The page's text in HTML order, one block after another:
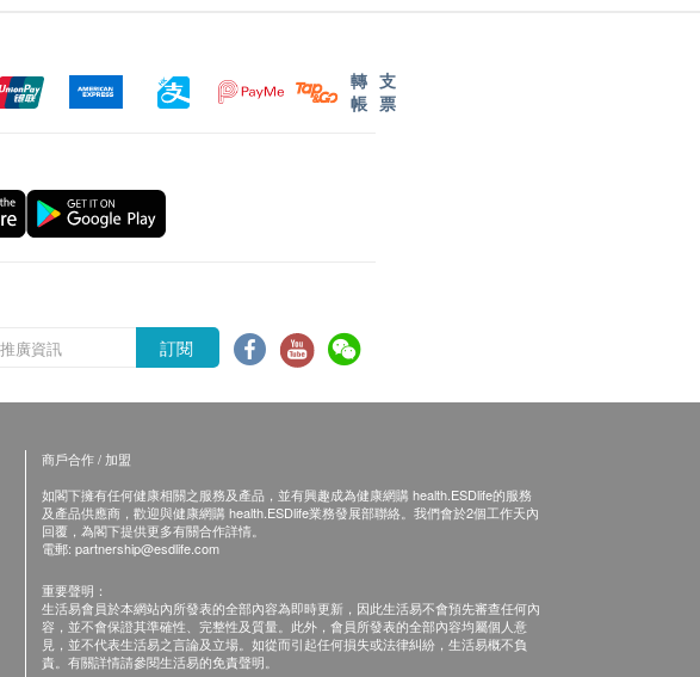
轉
帳
支
票
訂閱
商戶合作 / 加盟
如閣下擁有任何健康相關之服務及產品，並有興趣成為健康網購 health.ESDlife的服務
及產品供應商，歡迎與健康網購 health.ESDlife業務發展部聯絡。我們會於2個工作天內
回覆，為閣下提供更多有關合作詳情。
電郵: partnership@esdlife.com
重要聲明：
生活易會員於本網站內所發表的全部內容為即時更新，因此生活易不會預先審查任何內
容，並不會保證其準確性、完整性及質量。此外，會員所發表的全部內容均屬個人意
見，並不代表生活易之言論及立場。如從而引起任何損失或法律糾紛，生活易概不負
責。有關詳情請參閱生活易的免責聲明。